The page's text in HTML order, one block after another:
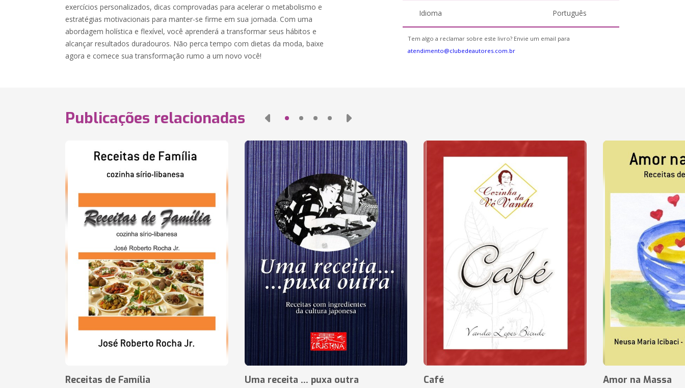
exercícios personalizados, dicas comprovadas para acelerar o metabolismo e
estratégias motivacionais para manter-se firme em sua jornada. Com uma
abordagem holística e flexível, você aprenderá a transformar seus hábitos e
alcançar resultados duradouros. Não perca tempo com dietas da moda, baixe
agora e comece sua transformação rumo a um novo você!
Idioma Português
Tem algo a reclamar sobre este livro? Envie um email para
atendimento@clubedeautores.com.br
Publicações relacionadas
Receitas de Família Uma receita ... puxa outra Café Amor na Massa